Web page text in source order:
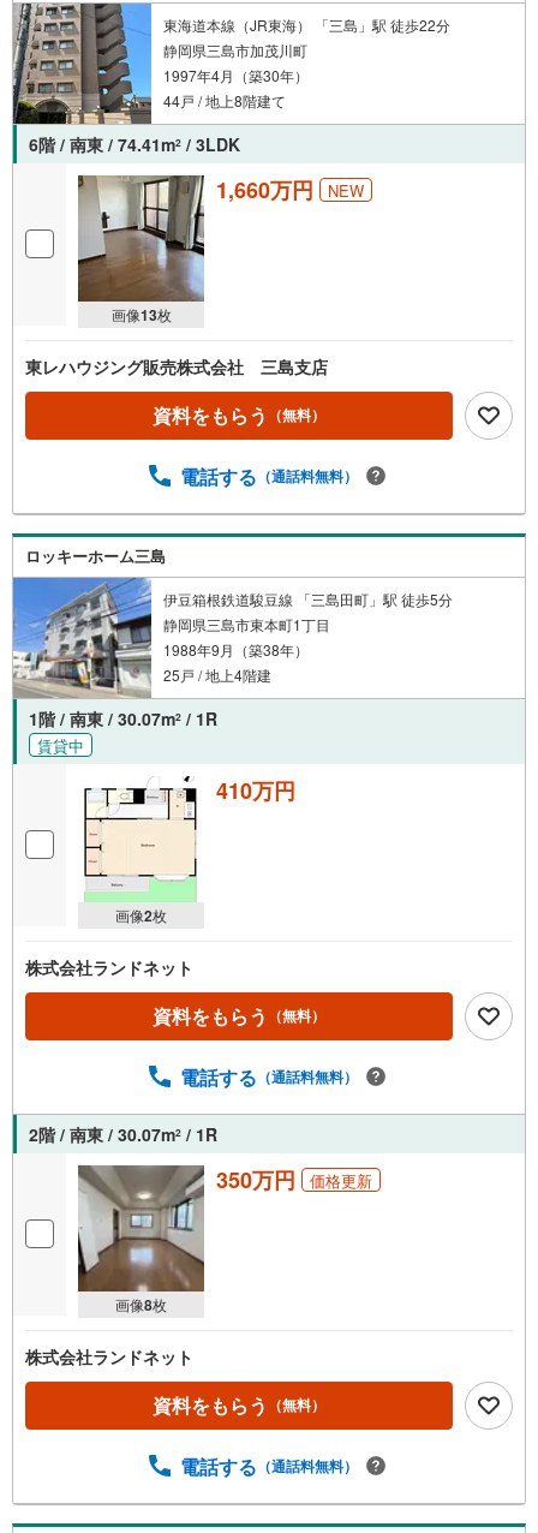
東海道本線（JR東海） 「三島」駅 徒歩22分
静岡県三島市加茂川町
1997年4月（築30年）
44戸 / 地上8階建て
6階 / 南東 / 74.41m2 / 3LDK
画像13枚
1,660万円 NEW
東レハウジング販売株式会社 三島支店
資料をもらう （無料）
電話する （通話料無料）
ロッキーホーム三島
伊豆箱根鉄道駿豆線 「三島田町」駅 徒歩5分
静岡県三島市東本町1丁目
1988年9月（築38年）
25戸 / 地上4階建
1階 / 南東 / 30.07m2 / 1R
賃貸中
画像2枚
410万円
株式会社ランドネット
資料をもらう （無料）
電話する （通話料無料）
2階 / 南東 / 30.07m2 / 1R
画像8枚
350万円 価格更新
株式会社ランドネット
資料をもらう （無料）
電話する （通話料無料）